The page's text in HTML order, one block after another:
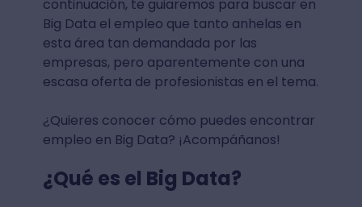
continuación, te guiaremos para buscar en
Big Data el empleo que tanto anhelas en
esta área tan demandada por las
empresas, pero aparentemente con una
escasa oferta de profesionistas en el tema.
¿Quieres conocer cómo puedes encontrar
empleo en Big Data? ¡Acompáñanos!
¿Qué es el Big Data?